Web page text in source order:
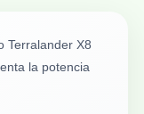
Terralander X8
la potencia